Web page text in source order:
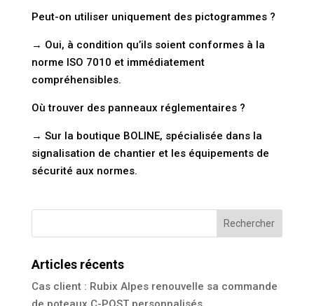
Peut-on utiliser uniquement des pictogrammes ?
→ Oui, à condition qu’ils soient conformes à la
norme ISO 7010 et immédiatement
compréhensibles.
Où trouver des panneaux réglementaires ?
→ Sur la boutique BOLINE, spécialisée dans la
signalisation de chantier et les équipements de
sécurité aux normes.
Articles récents
Cas client : Rubix Alpes renouvelle sa commande